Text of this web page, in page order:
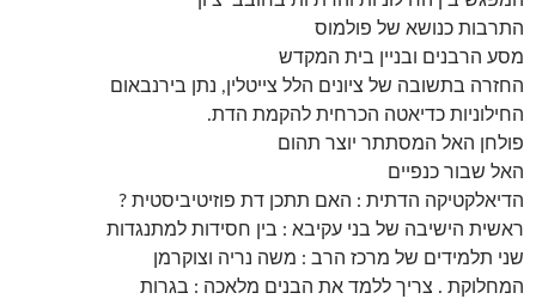
התרבות כנושא של פולמוס
מסע הרבנים ובניין בית המקדש
החזרה בתשובה של ציונים הלל צייטלין, נתן בירנבאום
החילוניות כדיאטה הכרחית להקמת הדת.
פולחן האל המסתתר יוצר תהום
האל שבור כנפיים
הדיאלקטיקה הדתית : האם תתכן דת פוזיטיביסטית ?
ראשית הישיבה של בני עקיבא : בין חסידות למתנגדות
שני תלמידים של מרכז הרב : משה נריה וצוקרמן
המחלוקת . צריך ללמד את הבנים מלאכה : בגרות